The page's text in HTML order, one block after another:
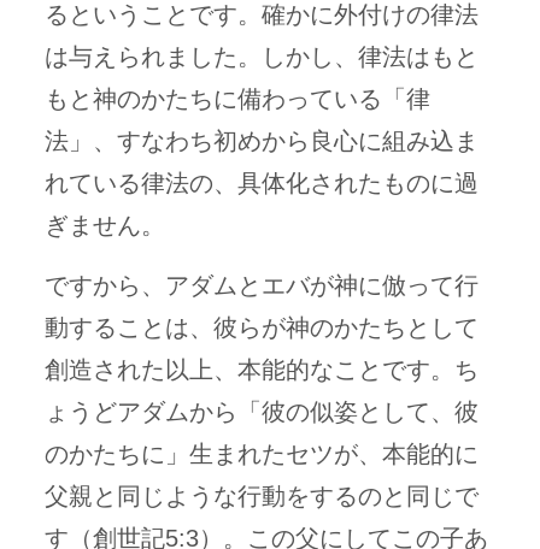
るということです。確かに外付けの律法
は与えられました。しかし、律法はもと
もと神のかたちに備わっている「律
法」、すなわち初めから良心に組み込ま
れている律法の、具体化されたものに過
ぎません。
ですから、アダムとエバが神に倣って行
動することは、彼らが神のかたちとして
創造された以上、本能的なことです。ち
ょうどアダムから「彼の似姿として、彼
のかたちに」生まれたセツが、本能的に
父親と同じような行動をするのと同じで
す（創世記5:3）。この父にしてこの子あ